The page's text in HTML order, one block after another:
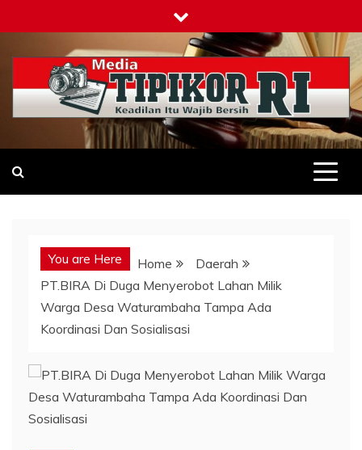
to
content
Tipikor-ri-online.my.id
Keadilan Itu Wajib Bersih
You are Here Home
Daerah
PT.BIRA Di Duga Menyerobot Lahan Milik
Warga Desa Waturambaha Tampa Ada
Koordinasi Dan Sosialisasi